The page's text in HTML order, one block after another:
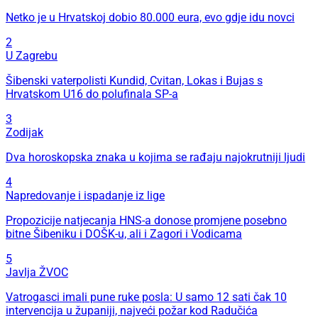
Netko je u Hrvatskoj dobio 80.000 eura, evo gdje idu novci
2
U Zagrebu
Šibenski vaterpolisti Kundid, Cvitan, Lokas i Bujas s
Hrvatskom U16 do polufinala SP-a
3
Zodijak
Dva horoskopska znaka u kojima se rađaju najokrutniji ljudi
4
Napredovanje i ispadanje iz lige
Propozicije natjecanja HNS-a donose promjene posebno
bitne Šibeniku i DOŠK-u, ali i Zagori i Vodicama
5
Javlja ŽVOC
Vatrogasci imali pune ruke posla: U samo 12 sati čak 10
intervencija u županiji, najveći požar kod Radučića